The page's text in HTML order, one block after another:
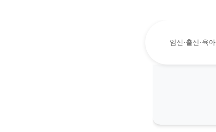
임신·출산·육아